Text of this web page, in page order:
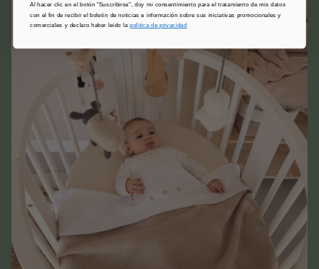
Al hacer clic en el botón "Suscribirse", doy mi consentimiento para el tratamiento de mis datos
con el fin de recibir el boletín de noticias e información sobre sus iniciativas promocionales y
comerciales y declaro haber leído la política de privacidad